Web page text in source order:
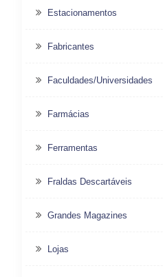
Estacionamentos
Fabricantes
Faculdades/Universidades
Farmácias
Ferramentas
Fraldas Descartáveis
Grandes Magazines
Lojas